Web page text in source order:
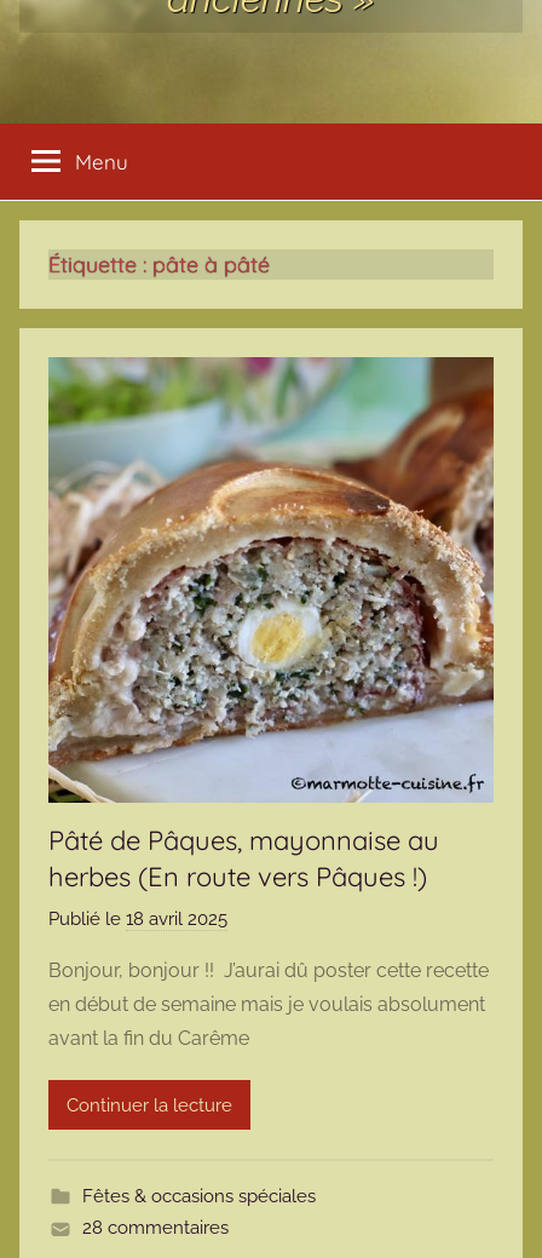
Menu
Étiquette : pâte à pâté
Pâté de Pâques, mayonnaise au
herbes (En route vers Pâques !)
Publié le 18 avril 2025
r
m
a
r
m
t
e
Bonjour, bonjour !! J’aurai dû poster cette recette
en début de semaine mais je voulais absolument
avant la fin du Carême
Continuer la lecture
Fêtes & occasions spéciales
28 commentaires